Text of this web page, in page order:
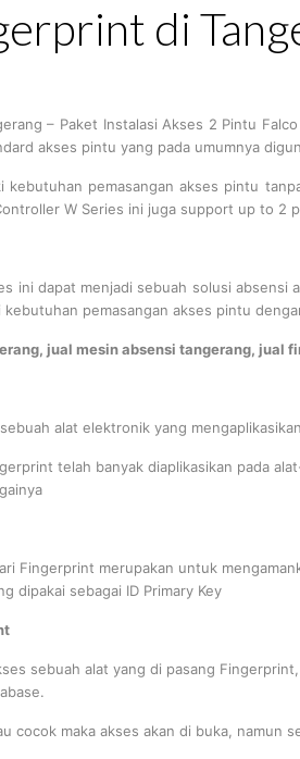
di
– Paket Instalasi Akses 2 Pintu
akses pintu yang pada umumnya
kebutuhan pemasangan akses pintu
W Series ini juga support up to
ini dapat menjadi sebuah solusi
kebutuhan pemasangan akses pintu
jual mesin absensi tangerang, jual
alat elektronik yang
telah banyak diaplikasikan pada
Fingerprint merupakan untuk
dipakai sebagai ID Primary Key
sebuah alat yang di pasang
cocok maka akses akan di buka, namun